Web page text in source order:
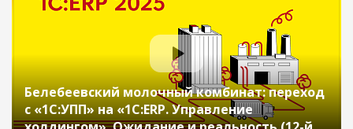
Белебеевский молочный комбинат: переход
с «1С:УПП» на «1С:ERP. Управление